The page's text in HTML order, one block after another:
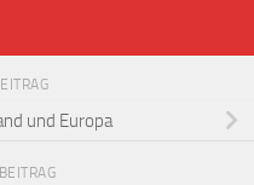
und Europa